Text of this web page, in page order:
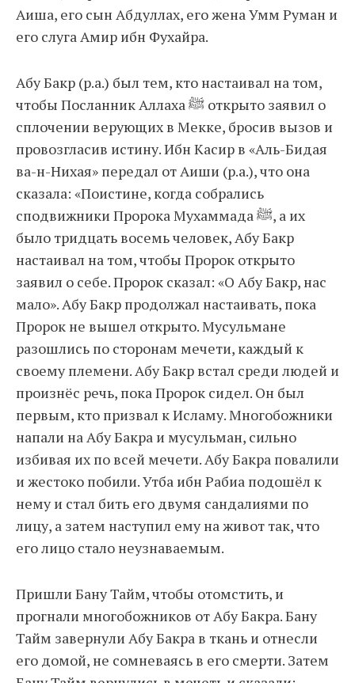
Аиша, его сын Абдуллах, его жена Умм Руман и
его слуга Амир ибн Фухайра.
Абу Бакр (р.а.) был тем, кто настаивал на том,
чтобы Посланник Аллаха ﷺ открыто заявил о
сплочении верующих в Мекке, бросив вызов и
провозгласив истину. Ибн Касир в «Аль-Бидая
ва-н-Нихая» передал от Аиши (р.а.), что она
сказала: «Поистине, когда собрались
сподвижники Пророка Мухаммада ﷺ, а их
было тридцать восемь человек, Абу Бакр
настаивал на том, чтобы Пророк открыто
заявил о себе. Пророк сказал: «О Абу Бакр, нас
мало». Абу Бакр продолжал настаивать, пока
Пророк не вышел открыто. Мусульмане
разошлись по сторонам мечети, каждый к
своему племени. Абу Бакр встал среди людей и
произнёс речь, пока Пророк сидел. Он был
первым, кто призвал к Исламу. Многобожники
напали на Абу Бакра и мусульман, сильно
избивая их по всей мечети. Абу Бакра повалили
и жестоко побили. Утба ибн Рабиа подошёл к
нему и стал бить его двумя сандалиями по
лицу, а затем наступил ему на живот так, что
его лицо стало неузнаваемым.
Пришли Бану Тайм, чтобы отомстить, и
прогнали многобожников от Абу Бакра. Бану
Тайм завернули Абу Бакра в ткань и отнесли
его домой, не сомневаясь в его смерти. Затем